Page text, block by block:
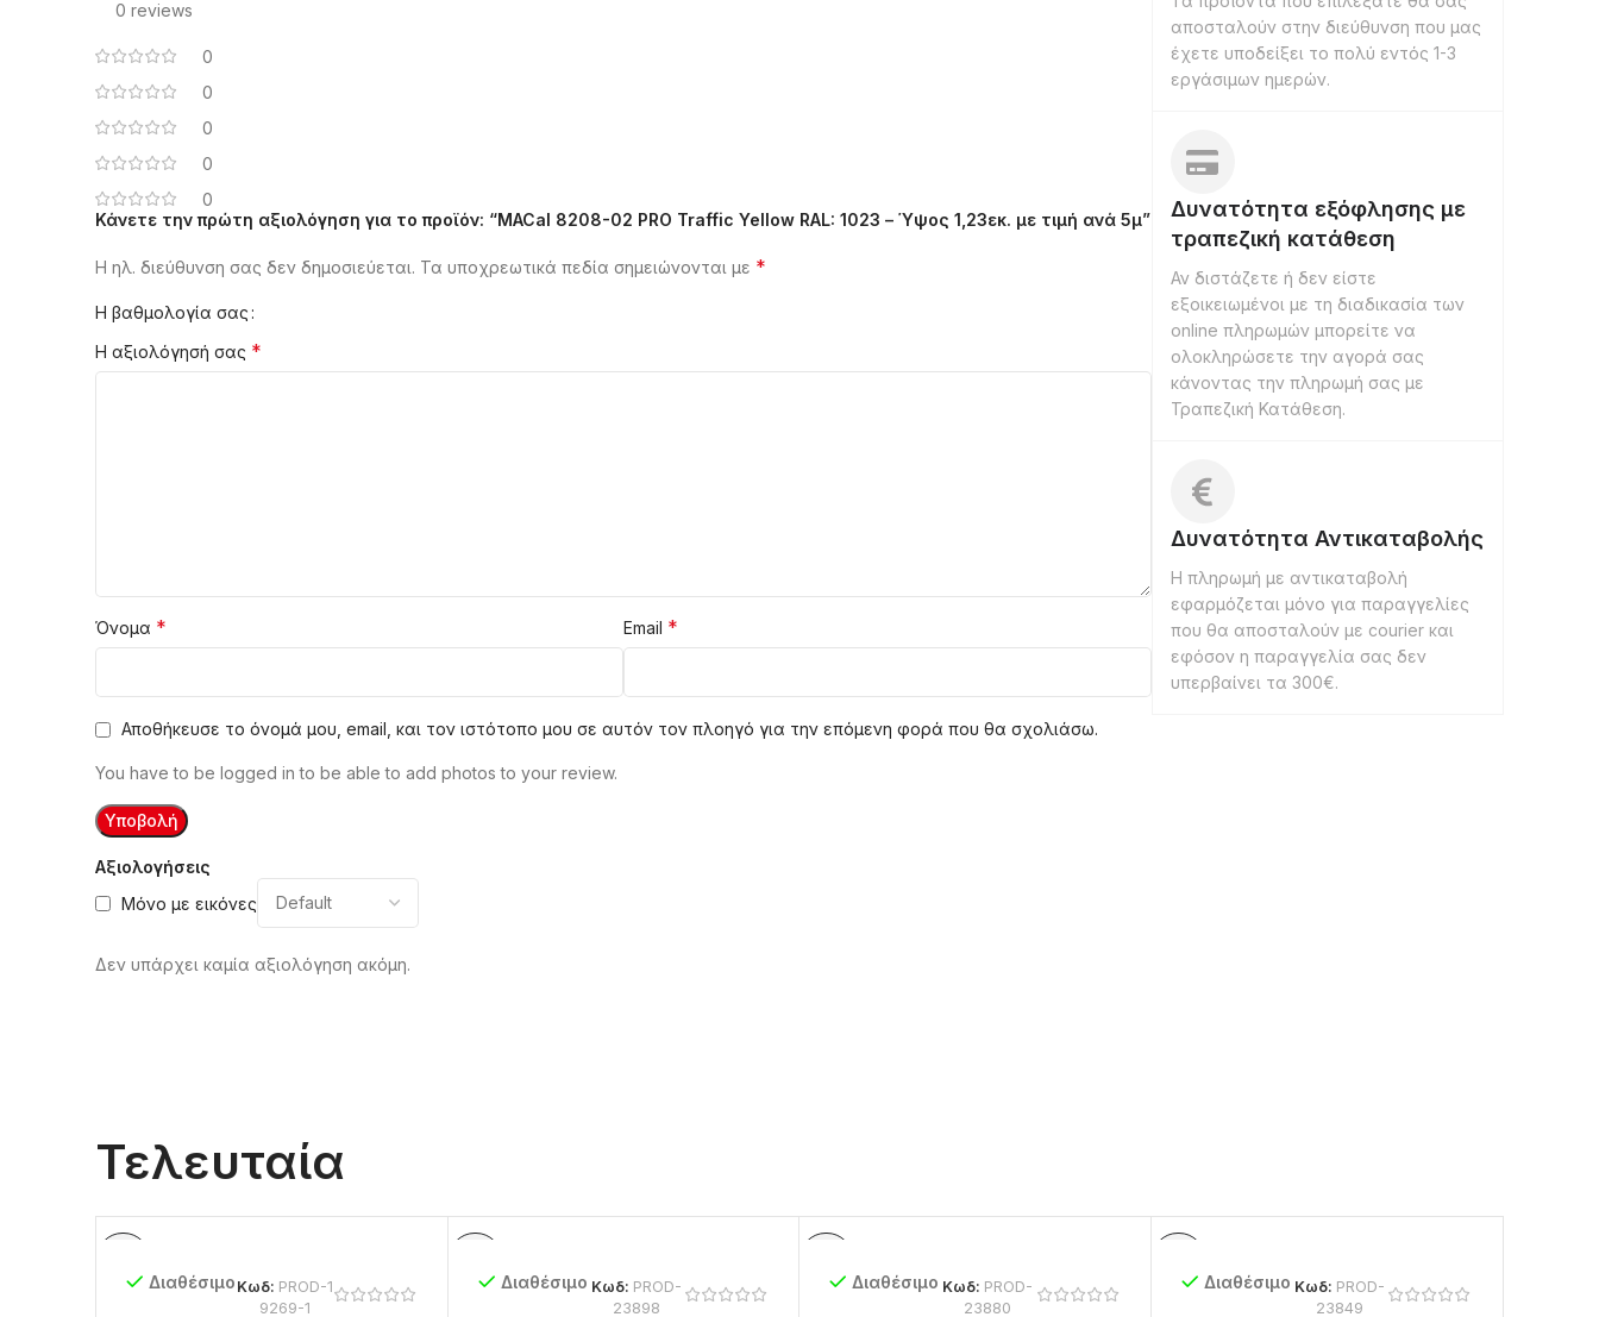
0 reviews
0
0
0
0
0
Αξιολογήσεις
Μόνο με εικόνες
Δεν υπάρχει καμία αξιολόγηση ακόμη.
Κάνετε την πρώτη αξιολόγηση για το προϊόν: “MACal 8208-02 PRO Traffic Yellow RAL: 1023 – Ύψος 1,23εκ. με τιμή ανά 5μ”
Η ηλ. διεύθυνση σας δεν δημοσιεύεται. Τα υποχρεωτικά πεδία σημειώνονται με *
Η βαθμολογία σας
Η αξιολόγησή σας *
Όνομα * Email *
Αποθήκευσε το όνομά μου, email, και τον ιστότοπο μου σε αυτόν τον πλοηγό για την επόμενη φορά που θα σχολιάσω.
You have to be logged in to be able to add photos to your review.
Alternative:
αποσταλούν στην διεύθυνση που μας
έχετε υποδείξει το πολύ εντός 1-3
εργάσιμων ημερών.
Δυνατότητα εξόφλησης με
τραπεζική κατάθεση
Αν διστάζετε ή δεν είστε
εξοικειωμένοι με τη διαδικασία των
online πληρωμών μπορείτε να
ολοκληρώσετε την αγορά σας
κάνοντας την πληρωμή σας με
Τραπεζική Κατάθεση.
Δυνατότητα Αντικαταβολής
Η πληρωμή με αντικαταβολή
εφαρμόζεται μόνο για παραγγελίες
που θα αποσταλούν με courier και
εφόσον η παραγγελία σας δεν
υπερβαίνει τα 300€.
Τελευταία
Διαθέσιμο Κωδ: PROD-1
9269-1
Διαθέσιμο Κωδ: PROD-
23898
Διαθέσιμο Κωδ: PROD-
23880
Διαθέσιμο Κωδ: PROD-
23849